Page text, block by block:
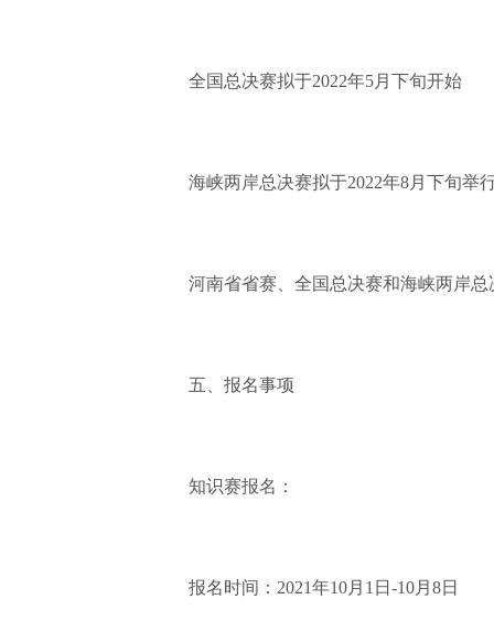
全国总决赛拟于2022年5月下旬开始
海峡两岸总决赛拟于2022年8月下旬举
河南省省赛、全国总决赛和海峡两岸
五、报名事项
知识赛报名：
报名时间：2021年10月1日-10月8日